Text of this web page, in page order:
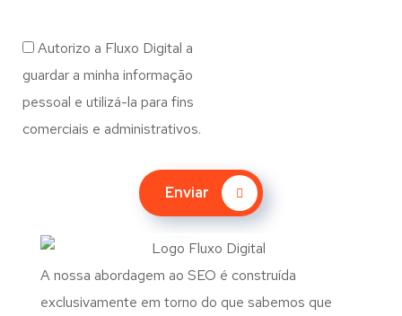
Autorizo a Fluxo Digital a
guardar a minha informação
pessoal e utilizá-la para fins
comerciais e administrativos.
Enviar
A nossa abordagem ao SEO é construída
exclusivamente em torno do que sabemos que